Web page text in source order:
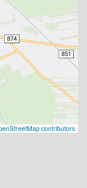
contributors